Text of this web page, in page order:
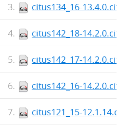
citus134_16-13.4.0.citus-
citus142_18-14.2.0.citus-
citus142_17-14.2.0.citus-
citus142_16-14.2.0.citus-
citus121_15-